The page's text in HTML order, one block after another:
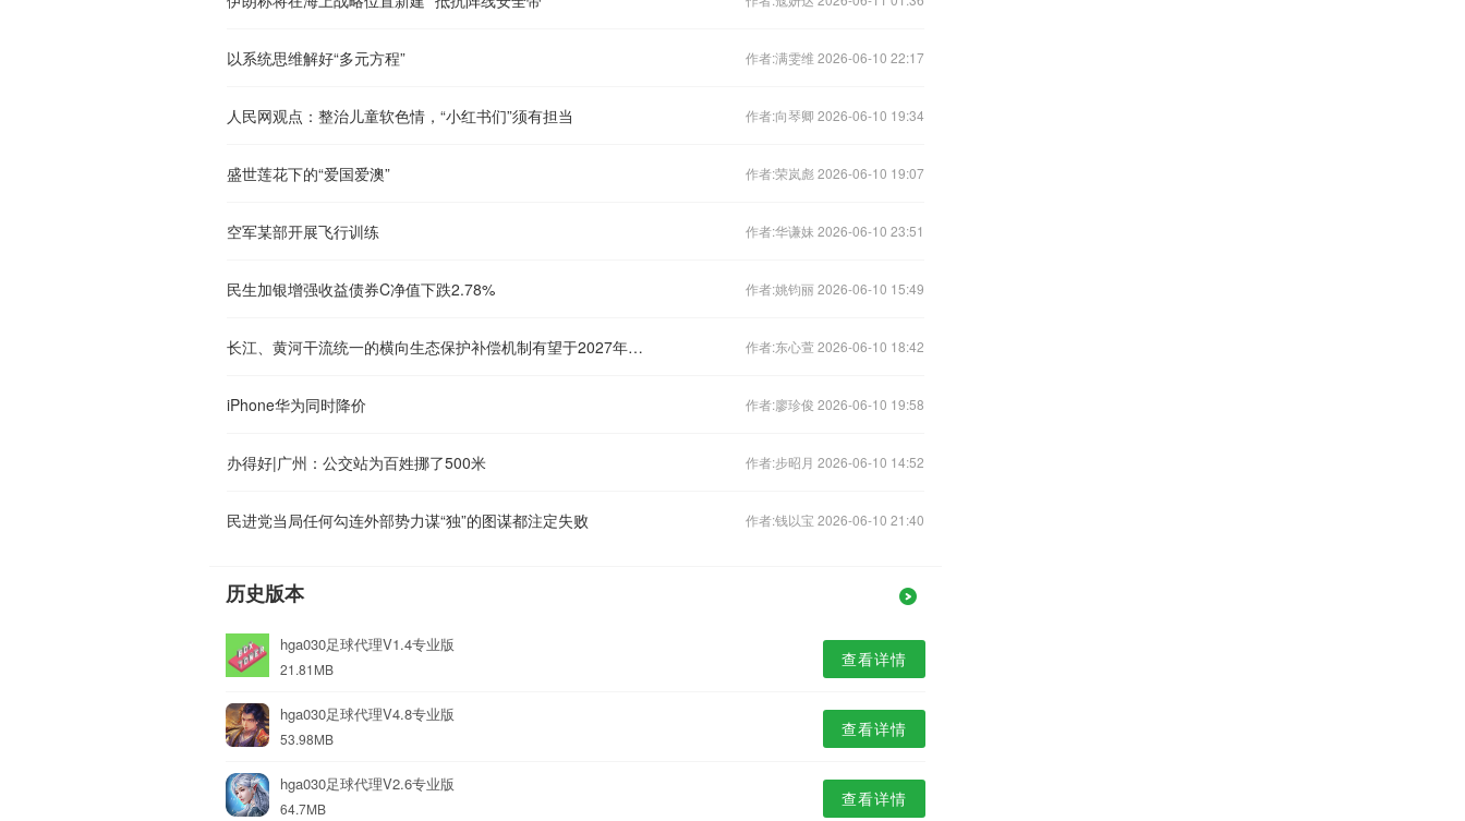
以系统思维解好“多元方程” 作者:满雯维 2026-06-10 22:17
人民网观点：整治儿童软色情，“小红书们”须有担当 作者:向琴卿 2026-06-10 19:34
盛世莲花下的“爱国爱澳” 作者:荣岚彪 2026-06-10 19:07
空军某部开展飞行训练 作者:华谦妹 2026-06-10 23:51
民生加银增强收益债券C净值下跌2.78% 作者:姚钧丽 2026-06-10 15:49
长江、黄河干流统一的横向生态保护补偿机制有望于2027年建成 作者:东心萱 2026-06-10 18:42
iPhone华为同时降价 作者:廖珍俊 2026-06-10 19:58
办得好|广州：公交站为百姓挪了500米 作者:步昭月 2026-06-10 14:52
民进党当局任何勾连外部势力谋“独”的图谋都注定失败 作者:钱以宝 2026-06-10 21:40
历史版本
hga030足球代理V1.4专业版
21.81MB 查看详情
hga030足球代理V4.8专业版
53.98MB 查看详情
hga030足球代理V2.6专业版
64.7MB 查看详情